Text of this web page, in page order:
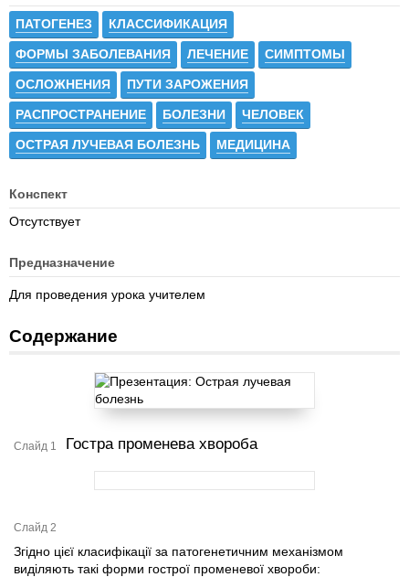
ПАТОГЕНЕЗ КЛАССИФИКАЦИЯ
ФОРМЫ ЗАБОЛЕВАНИЯ ЛЕЧЕНИЕ СИМПТОМЫ
ОСЛОЖНЕНИЯ ПУТИ ЗАРОЖЕНИЯ
РАСПРОСТРАНЕНИЕ БОЛЕЗНИ ЧЕЛОВЕК
ОСТРАЯ ЛУЧЕВАЯ БОЛЕЗНЬ МЕДИЦИНА
Конспект
Отсутствует
Предназначение
Для проведения урока учителем
Содержание
Слайд 1 Гостра променева хвороба
Слайд 2
Згідно цієї класифікації за патогенетичним механізмом
виділяють такі форми гострої променевої хвороби: